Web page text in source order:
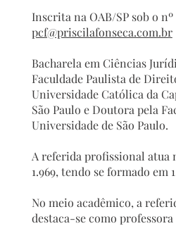
Inscrita na OAB/SP sob o nº
pcf@priscilafonseca.com.br
Bacharela em Ciências
Faculdade Paulista de
Universidade Católica da
São Paulo e Doutora pela
Universidade de São Paulo.
A referida profissional atua
1.969, tendo se formado em
No meio acadêmico, a
destaca-se como